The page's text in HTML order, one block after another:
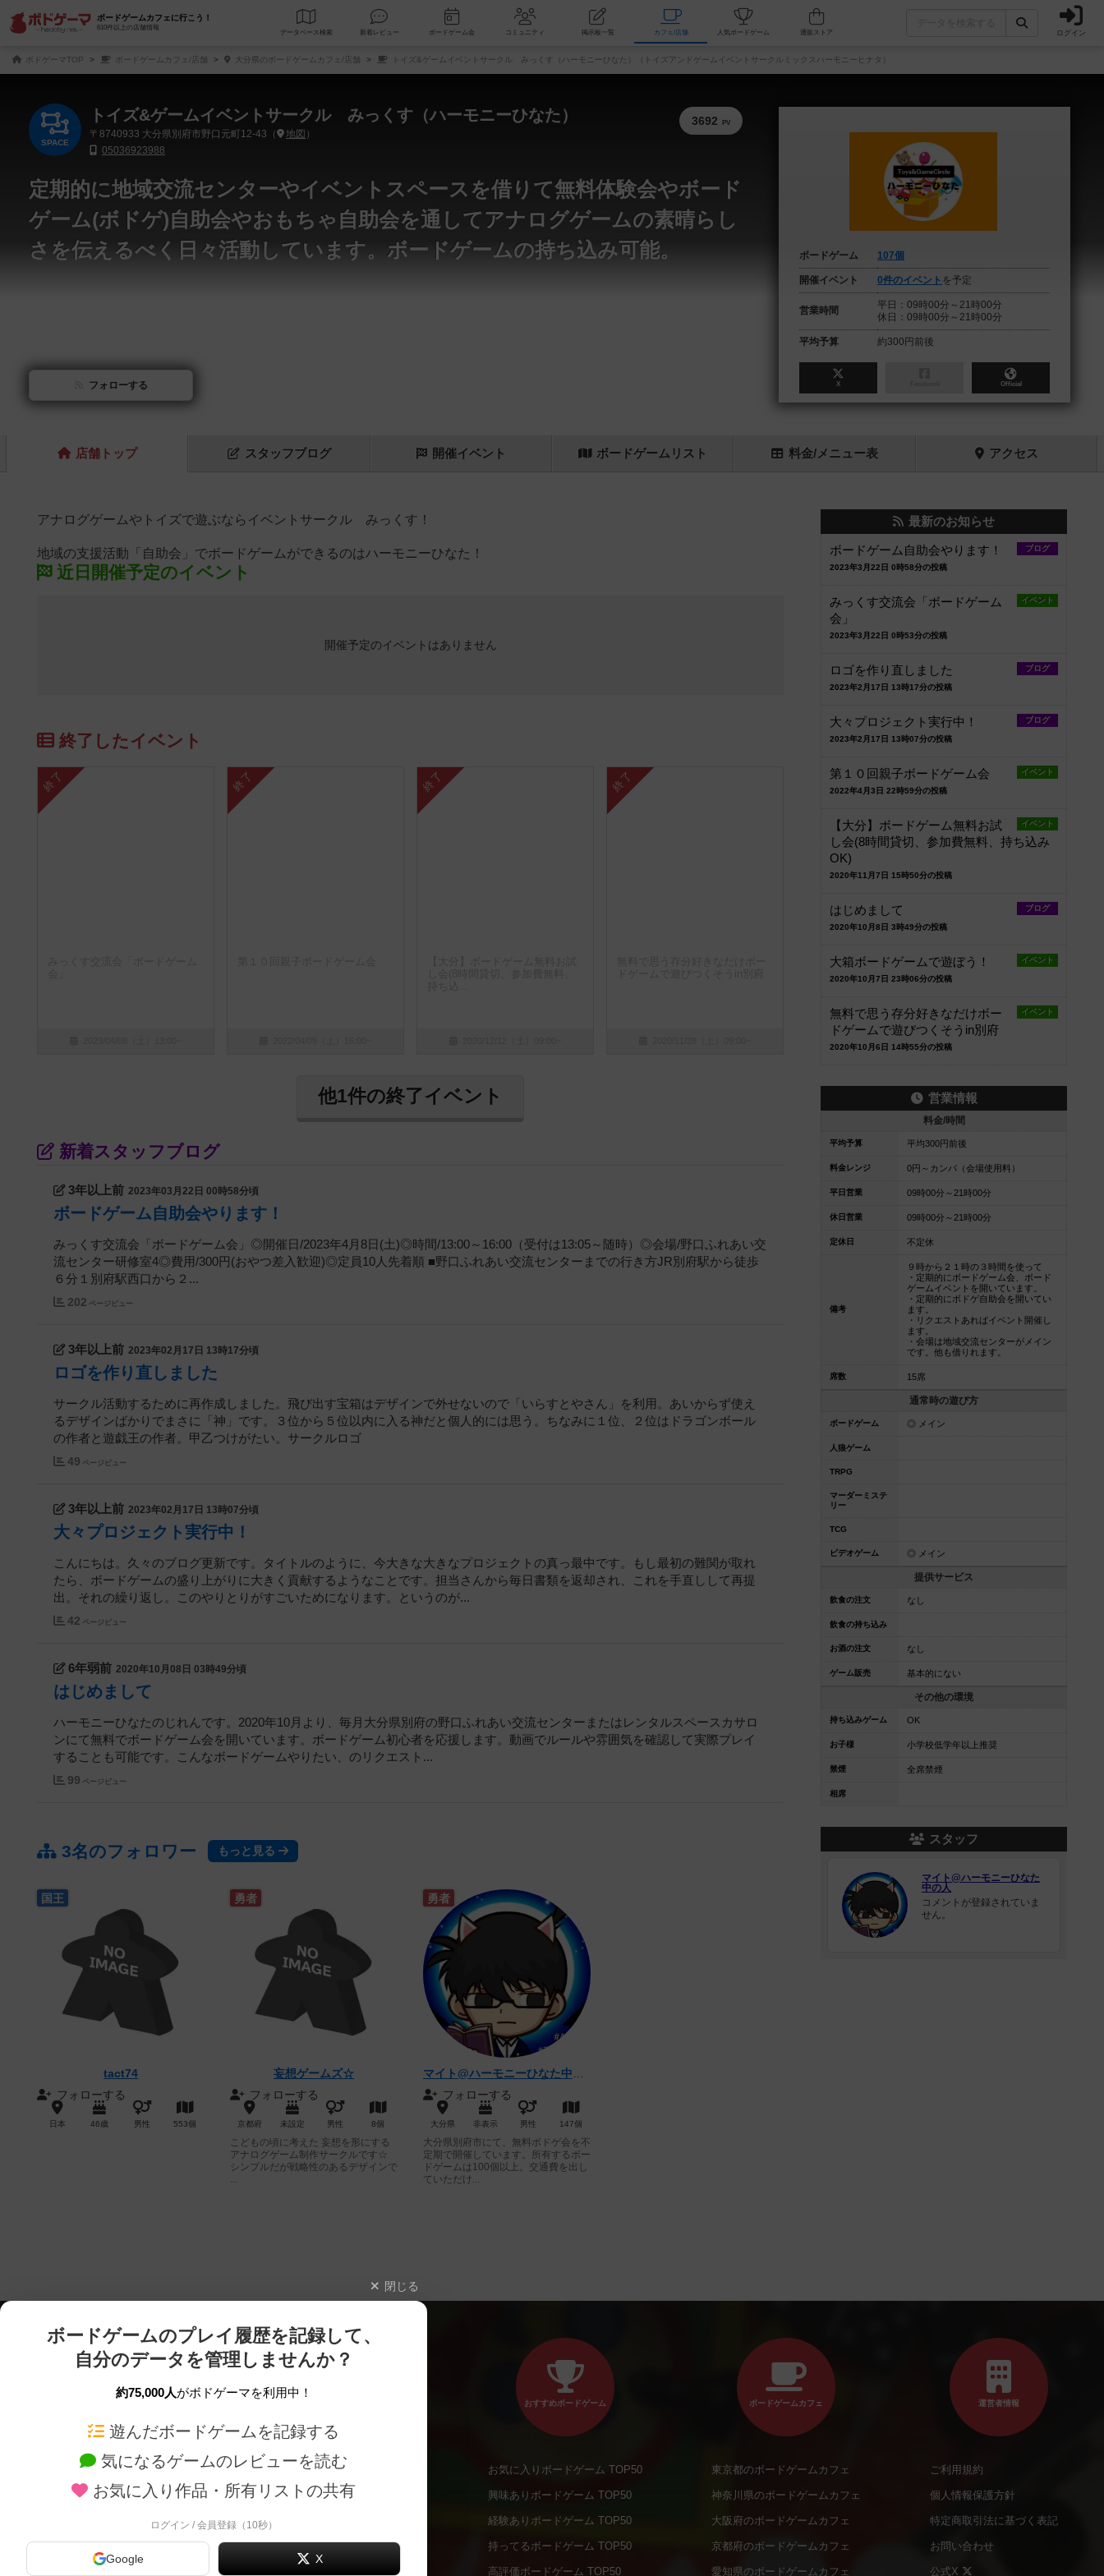
ボードゲームカフェに行こう！
610件以上の店舗情報
データベース 検索 新着レビュー ボードゲーム会 コミュニティ 掲示板一覧 カフェ/店舗 人気ボードゲーム ログイン
ボドゲーマTOP ボードゲームカフェ/店舗 大分県のボードゲームカフェ/店舗 トイズ&ゲームイベントサークル みっくす（ハーモニーひなた）（トイズアンドゲームイベントサークルミックスハーモニーヒナタ）
SPACE
3692 PV
トイズ&ゲームイベントサークル みっくす（ハーモニーひなた）
〒8740933 大分県別府市野口元町12-43（ 地図 ）
05036923988
定期的に地域交流センターやイベントスペースを借りて無料体験会やボード
ゲーム(ボドゲ)自助会やおもちゃ自助会を通してアナログゲームの素晴らし
さを伝えるべく日々活動しています。ボードゲームの持ち込み可能。
ボードゲーム 107個
開催イベント 0件のイベント を予定
営業時間
平日：09時00分～21時00分
休日：09時00分～21時00分
平均予算 約300円前後
X Official
フォローする
店舗 トップ スタッフブログ 開催イベント ボードゲーム リスト 料金/メニュー表 アクセス
アナログゲームやトイズで遊ぶならイベントサークル みっくす！
地域の支援活動「自助会」でボードゲームができるのはハーモニーひなた！
近日開催予定のイベント
開催予定のイベントはありません
終了したイベント
終了 終了 終了 終了
他1件の終了イベント
新着スタッフブログ
3年以上前 2023年03月22日 00時58分頃
ボードゲーム自助会やります！
みっくす交流会「ボードゲーム会」◎開催日/2023年4月8日(土)◎時間/13:00～16:00（受付は13:05～随時）◎会場/野口ふれあい交
流センター研修室4◎費用/300円(おやつ差入歓迎)◎定員10人先着順 ■野口ふれあい交流センターまでの行き方JR別府駅から徒歩
６分１別府駅西口から２...
202 ページビュー
3年以上前 2023年02月17日 13時17分頃
ロゴを作り直しました
サークル活動するために再作成しました。飛び出す宝箱はデザインで外せないので「いらすとやさん」を利用。あいからず使え
るデザインばかりでまさに「神」です。３位から５位以内に入る神だと個人的には思う。ちなみに１位、２位はドラゴンボール
の作者と遊戯王の作者。甲乙つけがたい。サークルロゴ
49 ページビュー
3年以上前 2023年02月17日 13時07分頃
大々プロジェクト実行中！
こんにちは。久々のブログ更新です。タイトルのように、今大きな大きなプロジェクトの真っ最中です。もし最初の難関が取れ
たら、ボードゲームの盛り上がりに大きく貢献するようなことです。担当さんから毎日書類を返却され、これを手直しして再提
出。それの繰り返し。このやりとりがすごいためになります。というのが...
42 ページビュー
6年弱前 2020年10月08日 03時49分頃
はじめまして
ハーモニーひなたのじれんです。2020年10月より、毎月大分県別府の野口ふれあい交流センターまたはレンタルスペースカサロ
ンにて無料でボードゲーム会を開いています。ボードゲーム初心者を応援します。動画でルールや雰囲気を確認して実際プレイ
することも可能です。こんなボードゲームやりたい、のリクエスト...
99 ページビュー
3名のフォロワー もっと見る
国王
tact74
フォローする
日本 46歳 男性 553個
勇者
妄想ゲームズ☆
フォローする
こどもの頃に考えた 妄想を形にする
アナログゲーム制作サークルです☆
シンプルだが戦略性のあるデザインで
京都府 未設定 男性 8個
勇者
フォローする
大分県別府市にて、無料ボドゲ会を不
定期で開催しています。所有するボー
ドゲームは100個以上。交通費を出し
ていただけ...
大分県 非表示 男性 147個
最新のお知らせ
ブログ
ボードゲーム自助会やります！
2023年3月22日 0時58分の投稿
イベント
みっくす交流会「ボードゲーム
会」
2023年3月22日 0時53分の投稿
ブログ
ロゴを作り直しました
2023年2月17日 13時17分の投稿
ブログ
大々プロジェクト実行中！
2023年2月17日 13時07分の投稿
イベント
第１０回親子ボードゲーム会
2022年4月3日 22時59分の投稿
イベント
【大分】ボードゲーム無料お試
し会(8時間貸切、参加費無料、持ち込み
OK)
2020年11月7日 15時50分の投稿
ブログ
はじめまして
2020年10月8日 3時49分の投稿
イベント
大箱ボードゲームで遊ぼう！
2020年10月7日 23時06分の投稿
イベント
無料で思う存分好きなだけボー
ドゲームで遊びつくそうin別府
2020年10月6日 14時55分の投稿
営業情報
料金/時間
平均予算 平均300円前後
料金レンジ 0円～カンパ（会場使用料）
平日営業 09時00分～21時00分
休日営業 09時00分～21時00分
定休日 不定休
備考
９時から２１時の３時間を使って
・定期的にボードゲーム会、ボード
ゲームイベントを開いています。
・定期的にボドゲ自助会を開いてい
ます。
・リクエストあればイベント開催し
ます。
・会場は地域交流センターがメイン
です。他も借りれます。
席数 15席
通常時の遊び方
ボードゲーム ◎ メイン
人狼ゲーム
TRPG
マーダーミステ
リー
TCG
ビデオゲーム ◎ メイン
提供サービス
飲食の注文 なし
飲食の持ち込み
お酒の注文 なし
ゲーム販売 基本的にない
その他の環境
持ち込みゲーム OK
お子様 小学校低学年以上推奨
禁煙 全席禁煙
相席
スタッフ
マイト@ハーモニーひなた
中の人
コメントが登録されていま
せん。
閉じる
ボードゲームのプレイ履歴を記録して、
自分のデータを管理しませんか？
約75,000人がボドゲーマを利用中！
遊んだボードゲームを記録する
気になるゲームのレビューを読む
お気に入り作品・所有リストの共有
ログイン / 会員登録（10秒）
Google X
ボードゲームを検索する
ボードゲームの新着レビュー
メカニクス特集
新作・再入荷情報
定番ボードゲームの通販商品
国産ボードゲームの通販商品
子供向けボードゲームの通販商品
おすすめボードゲーム
お気に入りボードゲーム TOP50
興味ありボードゲーム TOP50
経験ありボードゲーム TOP50
持ってるボードゲーム TOP50
高評価ボードゲーム TOP50
ボードゲームカフェ
東京都のボードゲームカフェ
神奈川県のボードゲームカフェ
大阪府のボードゲームカフェ
京都府のボードゲームカフェ
愛知県のボードゲームカフェ
運営者情報
ご利用規約
個人情報保護方針
特定商取引法に基づく表記
お問い合わせ
公式X